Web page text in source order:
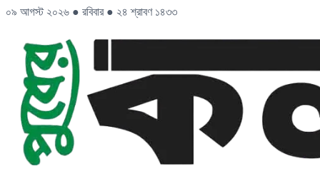
০৯ আগস্ট ২০২৬ ● রবিবার ● ২৪ শ্রাবণ ১৪৩৩